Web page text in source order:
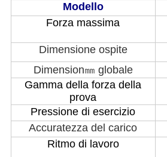
Modello
Forza massima
Dimensione ospite
Dimension㎜ globale
Gamma della forza della
prova
Pressione di esercizio
Accuratezza del carico
Ritmo di lavoro